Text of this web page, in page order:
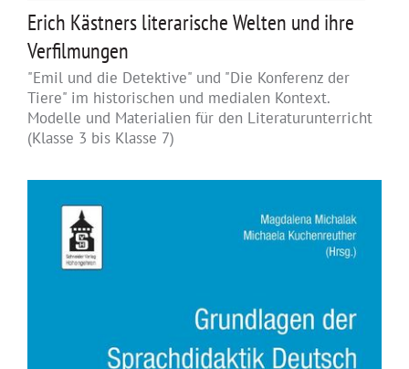
Erich Kästners literarische Welten und ihre
Verfilmungen
"Emil und die Detektive" und "Die Konferenz der
Tiere" im historischen und medialen Kontext.
Modelle und Materialien für den Literaturunterricht
(Klasse 3 bis Klasse 7)